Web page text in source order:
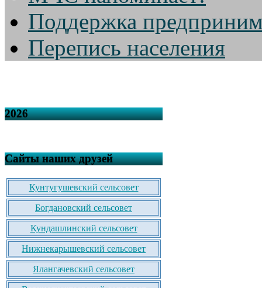
Поддержка
Перепись населения
2026
Сайты наших друзей
Кунтугушевский сельсовет
Богдановский сельсовет
Кундашлинский сельсовет
Нижнекарышевский сельсовет
Ялангачевский сельсовет